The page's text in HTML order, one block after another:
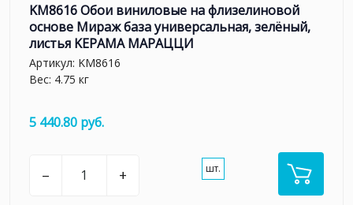
KM8616 Обои виниловые на флизелиновой
основе Мираж база универсальная, зелёный,
листья KЕРАМА МАРАЦЦИ
Артикул: KM8616
Вес: 4.75 кг
5 440.80 руб.
– + шт.